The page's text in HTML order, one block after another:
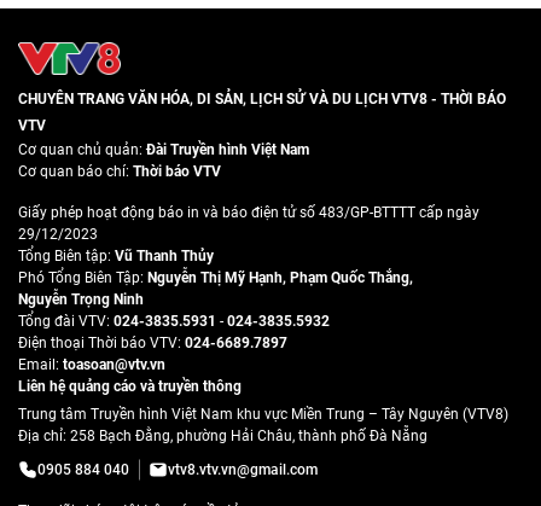
CHUYÊN TRANG VĂN HÓA, DI SẢN, LỊCH SỬ VÀ DU LỊCH VTV8 - THỜI BÁO
VTV
Cơ quan chủ quản:Đài Truyền hình Việt Nam
Cơ quan báo chí: Thời báo VTV
Giấy phép hoạt động báo in và báo điện tử số 483/GP-BTTTT cấp ngày
29/12/2023
Tổng Biên tập: Vũ Thanh Thủy
Phó Tổng Biên Tập: Nguyễn Thị Mỹ Hạnh, Phạm Quốc Thắng,
Nguyễn Trọng Ninh
Tổng đài VTV: 024-3835.5931 - 024-3835.5932
Ðiện thoại Thời báo VTV: 024-6689.7897
Email: toasoan@vtv.vn
Liên hệ quảng cáo và truyền thông
Trung tâm Truyền hình Việt Nam khu vực Miền Trung – Tây Nguyên (VTV8)
Địa chỉ: 258 Bạch Đằng, phường Hải Châu, thành phố Đà Nẵng
0905 884 040
vtv8.vtv.vn@gmail.com